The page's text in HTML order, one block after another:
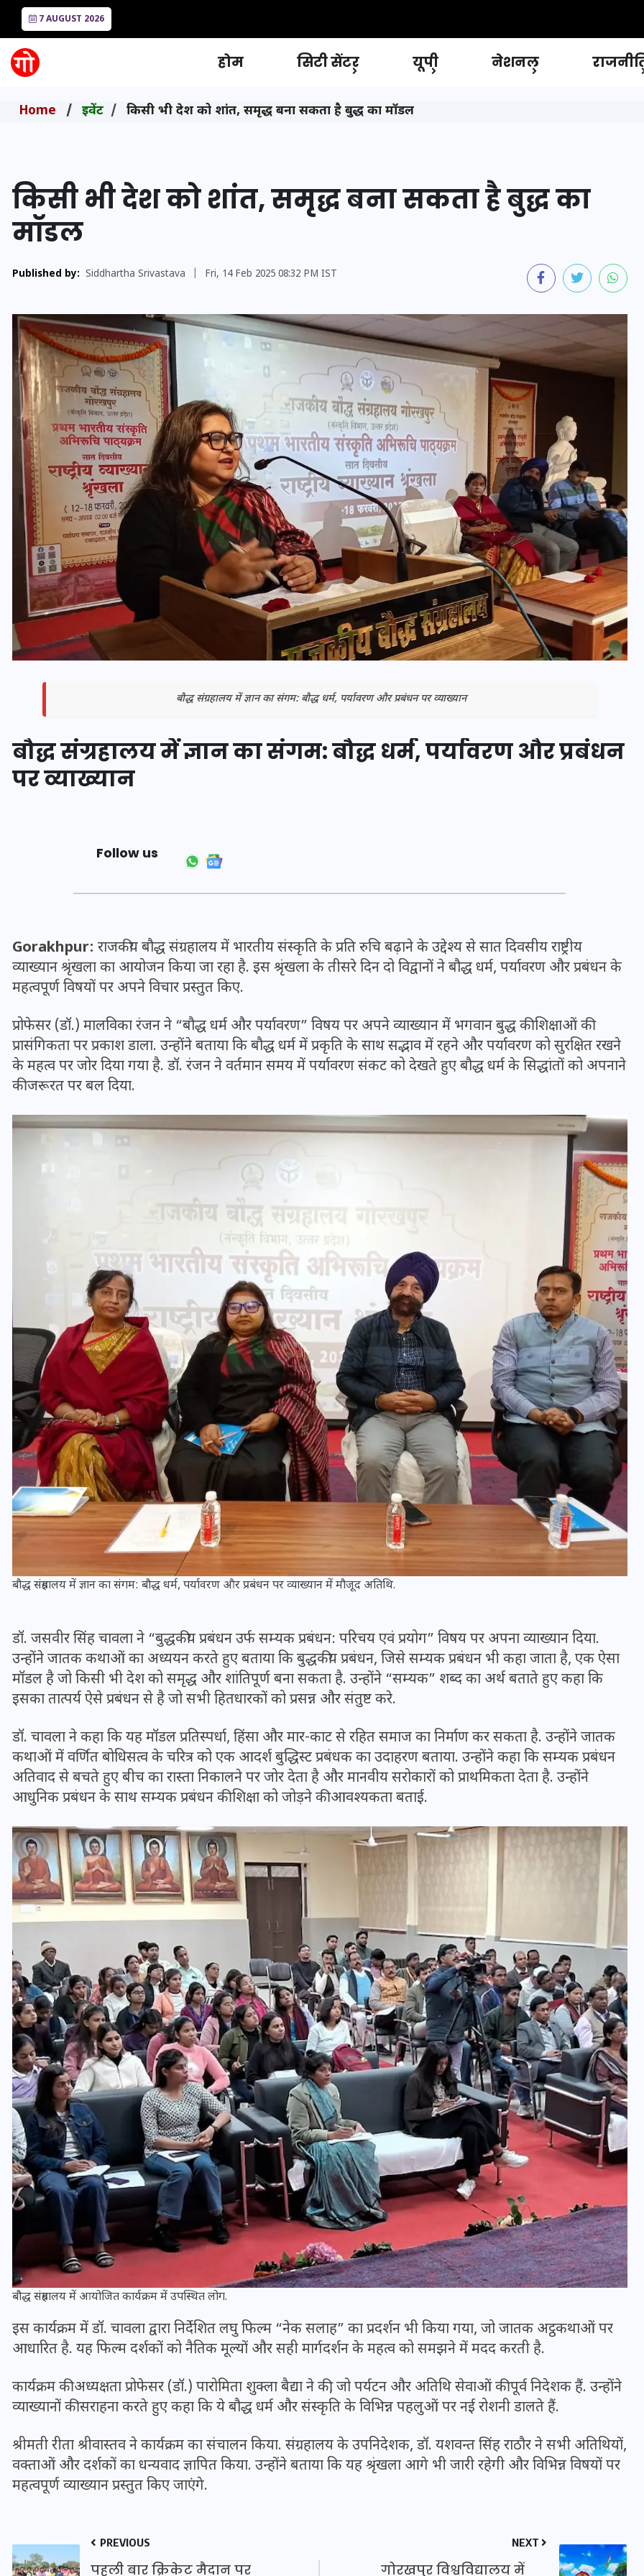
7 AUGUST 2026
होम सिटी सेंटर यूपी नेशनल
Home इवेंट किसी भी देश को शांत, समृद्ध बना सकता है बुद्ध का मॉडल
किसी भी देश को शांत, समृद्ध बना सकता है बुद्ध का
मॉडल
Published by: Siddhartha Srivastava Fri, 14 Feb 2025 08:32 PM IST
बौद्ध संग्रहालय में ज्ञान का संगम: बौद्ध धर्म, पर्यावरण और प्रबंधन पर व्याख्यान
बौद्ध संग्रहालय में ज्ञान का संगम: बौद्ध धर्म, पर्यावरण और प्रबंधन
पर व्याख्यान
Follow us
Gorakhpur: राजकीय बौद्ध संग्रहालय में भारतीय संस्कृति के प्रति रुचि बढ़ाने के उद्देश्य से सात दिवसीय राष्ट्रीय
व्याख्यान श्रृंखला का आयोजन किया जा रहा है. इस श्रृंखला के तीसरे दिन दो विद्वानों ने बौद्ध धर्म, पर्यावरण और प्रबंधन के
महत्वपूर्ण विषयों पर अपने विचार प्रस्तुत किए.
प्रोफेसर (डॉ.) मालविका रंजन ने “बौद्ध धर्म और पर्यावरण” विषय पर अपने व्याख्यान में भगवान बुद्ध की शिक्षाओं की
प्रासंगिकता पर प्रकाश डाला. उन्होंने बताया कि बौद्ध धर्म में प्रकृति के साथ सद्भाव में रहने और पर्यावरण को सुरक्षित रखने
के महत्व पर जोर दिया गया है. डॉ. रंजन ने वर्तमान समय में पर्यावरण संकट को देखते हुए बौद्ध धर्म के सिद्धांतों को अपनाने
की जरूरत पर बल दिया.
बौद्ध संग्रहालय में ज्ञान का संगम: बौद्ध धर्म, पर्यावरण और प्रबंधन पर व्याख्यान में मौजूद अतिथि.
डॉ. जसवीर सिंह चावला ने “बुद्धकीय प्रबंधन उर्फ सम्यक प्रबंधन: परिचय एवं प्रयोग” विषय पर अपना व्याख्यान दिया.
उन्होंने जातक कथाओं का अध्ययन करते हुए बताया कि बुद्धकीय प्रबंधन, जिसे सम्यक प्रबंधन भी कहा जाता है, एक ऐसा
मॉडल है जो किसी भी देश को समृद्ध और शांतिपूर्ण बना सकता है. उन्होंने “सम्यक” शब्द का अर्थ बताते हुए कहा कि
इसका तात्पर्य ऐसे प्रबंधन से है जो सभी हितधारकों को प्रसन्न और संतुष्ट करे.
डॉ. चावला ने कहा कि यह मॉडल प्रतिस्पर्धा, हिंसा और मार-काट से रहित समाज का निर्माण कर सकता है. उन्होंने जातक
कथाओं में वर्णित बोधिसत्व के चरित्र को एक आदर्श बुद्धिस्ट प्रबंधक का उदाहरण बताया. उन्होंने कहा कि सम्यक प्रबंधन
अतिवाद से बचते हुए बीच का रास्ता निकालने पर जोर देता है और मानवीय सरोकारों को प्राथमिकता देता है. उन्होंने
आधुनिक प्रबंधन के साथ सम्यक प्रबंधन की शिक्षा को जोड़ने की आवश्यकता बताई.
बौद्ध संग्रहालय में आयोजित कार्यक्रम में उपस्थित लोग.
इस कार्यक्रम में डॉ. चावला द्वारा निर्देशित लघु फिल्म “नेक सलाह” का प्रदर्शन भी किया गया, जो जातक अट्ठकथाओं पर
आधारित है. यह फिल्म दर्शकों को नैतिक मूल्यों और सही मार्गदर्शन के महत्व को समझने में मदद करती है.
कार्यक्रम की अध्यक्षता प्रोफेसर (डॉ.) पारोमिता शुक्ला बैद्या ने की, जो पर्यटन और अतिथि सेवाओं की पूर्व निदेशक हैं. उन्होंने
व्याख्यानों की सराहना करते हुए कहा कि ये बौद्ध धर्म और संस्कृति के विभिन्न पहलुओं पर नई रोशनी डालते हैं.
श्रीमती रीता श्रीवास्तव ने कार्यक्रम का संचालन किया. संग्रहालय के उपनिदेशक, डॉ. यशवन्त सिंह राठौर ने सभी अतिथियों,
वक्ताओं और दर्शकों का धन्यवाद ज्ञापित किया. उन्होंने बताया कि यह श्रृंखला आगे भी जारी रहेगी और विभिन्न विषयों पर
महत्वपूर्ण व्याख्यान प्रस्तुत किए जाएंगे.
PREVIOUS
पहली बार क्रिकेट मैदान पर
NEXT
गोरखपुर विश्वविद्यालय में
यूपी लेखपाल भर्ती: ओबीसी को
मिली बड़ी राहत, 2158 पदों पर
बंपर वैकेंसी, जनरल कोटे में भारी
कटौती
29 दिसम्बर 2025
वोटर लिस्ट पुनरीक्षण कार्यक्रम में
हुआ बदलाव, देखें नई तारीखों की
पूरी लिस्ट
30 दिसम्बर 2025
भारत में स्टारलिंक की लैंडिंग में
अड़चन: डेटा सिक्योरिटी और
आया बड़ा अपडेट
30 दिसम्बर 2025
अड़चन: डेटा सिक्योरिटी और
आया बड़ा अपडेट
30 दिसम्बर 2025
UPSSSC Lekhpal Recruitment
2025: यूपी में लेखपाल के पदों
पर बंपर भर्ती का विज्ञापन जारी,
जानें कब से शुरू होंगे आवेदन
16 दिसम्बर 2025
UPSSSC Lekhpal Recruitment
2025: यूपी में लेखपाल के पदों
पर बंपर भर्ती का विज्ञापन जारी,
जानें कब से शुरू होंगे आवेदन
जिस कमरे में बिना बिजली-पंखे
के बीते 4 साल, उसे देख भावुक
हुए बृजभूषण सिंह, कहा-यहीं
तपकर बना सोना
जिस कमरे में बिना बिजली-पंखे
के बीते 4 साल, उसे देख भावुक
हुए बृजभूषण सिंह, कहा-यहीं
तपकर बना सोना
इस सप्ताह का राशिफल: जानिए
क्या कहते हैं आपके सितारे (25
अगस्त से 31 अगस्त)
24 अगस्त 2025
इस सप्ताह का राशिफल: जानिए
क्या कहते हैं आपके सितारे (25
अगस्त से 31 अगस्त)
24 अगस्त 2025
मन के हारे हार है!
19 सितम्बर 2024
मन के हारे हार है!
19 सितम्बर 2024